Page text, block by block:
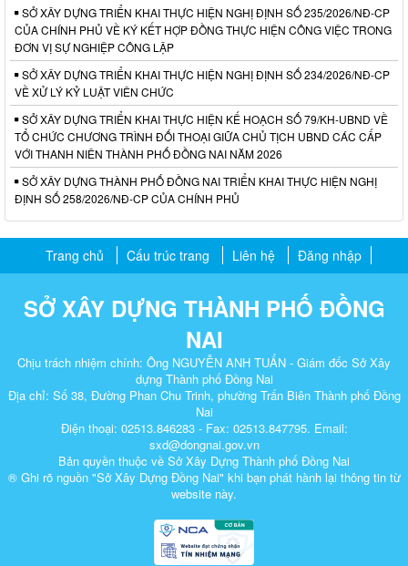
SỞ XÂY DỰNG TRIỂN KHAI THỰC HIỆN NGHỊ ĐỊNH SỐ 235/2026/NĐ-CP
CỦA CHÍNH PHỦ VỀ KÝ KẾT HỢP ĐỒNG THỰC HIỆN CÔNG VIỆC TRONG
ĐƠN VỊ SỰ NGHIỆP CÔNG LẬP
SỞ XÂY DỰNG TRIỂN KHAI THỰC HIỆN NGHỊ ĐỊNH SỐ 234/2026/NĐ-CP
VỀ XỬ LÝ KỶ LUẬT VIÊN CHỨC
SỞ XÂY DỰNG TRIỂN KHAI THỰC HIỆN KẾ HOẠCH SỐ 79/KH-UBND VỀ
TỔ CHỨC CHƯƠNG TRÌNH ĐỐI THOẠI GIỮA CHỦ TỊCH UBND CÁC CẤP
VỚI THANH NIÊN THÀNH PHỐ ĐỒNG NAI NĂM 2026
SỞ XÂY DỰNG THÀNH PHỐ ĐỒNG NAI TRIỂN KHAI THỰC HIỆN NGHỊ
ĐỊNH SỐ 258/2026/NĐ-CP CỦA CHÍNH PHỦ
Trang chủ Cấu trúc trang Liên hệ Đăng nhập
SỞ XÂY DỰNG THÀNH PHỐ ĐỒNG
NAI
Chịu trách nhiệm chính: Ông NGUYỄN ANH TUẤN - Giám đốc Sở Xây
dựng Thành phố Đồng Nai
Địa chỉ: Số 38, Đường Phan Chu Trinh, phường Trấn Biên Thành phố Đồng
Nai
Điện thoại: 02513.846283 - Fax: 02513.847795. Email:
sxd@dongnai.gov.vn
Bản quyền thuộc về Sở Xây Dựng Thành phố Đồng Nai
® Ghi rõ nguồn "Sở Xây Dựng Đồng Nai" khi bạn phát hành lại thông tin từ
website này.​